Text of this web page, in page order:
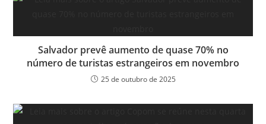
Salvador prevê aumento de quase 70% no
número de turistas estrangeiros em novembro
25 de outubro de 2025